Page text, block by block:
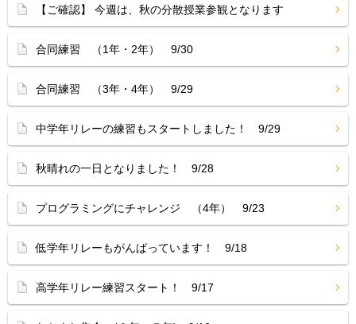
【ご確認】 今週は、秋の分散授業参観となります
合同練習 （1年・2年） 9/30
合同練習 （3年・4年） 9/29
中学年リレーの練習もスタートしました！ 9/29
秋晴れの一日となりました！ 9/28
プログラミングにチャレンジ （4年） 9/23
低学年リレーもがんばっています！ 9/18
高学年リレー練習スタート！ 9/17